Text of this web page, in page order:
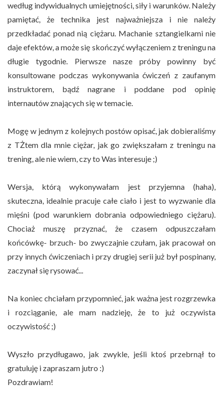
według indywidualnych umiejętności, siły i warunków. Należy
pamiętać, że technika jest najważniejsza i nie należy
przedkładać ponad nią ciężaru. Machanie sztangielkami nie
daje efektów, a może się skończyć wyłączeniem z treningu na
długie tygodnie. Pierwsze nasze próby powinny być
konsultowane podczas wykonywania ćwiczeń z zaufanym
instruktorem, bądź nagrane i poddane pod opinię
internautów znających się w temacie.
Mogę w jednym z kolejnych postów opisać, jak dobieraliśmy
z TŻtem dla mnie ciężar, jak go zwiększałam z treningu na
trening, ale nie wiem, czy to Was interesuje ;)
Wersja, którą wykonywałam jest przyjemna (haha),
skuteczna, idealnie pracuje całe ciało i jest to wyzwanie dla
mięśni (pod warunkiem dobrania odpowiedniego ciężaru).
Chociaż muszę przyznać, że czasem odpuszczałam
końcówkę- brzuch- bo zwyczajnie czułam, jak pracował on
przy innych ćwiczeniach i przy drugiej serii już był pospinany,
zaczynał się rysować...
Na koniec chciałam przypomnieć, jak ważna jest rozgrzewka
i rozciąganie, ale mam nadzieję, że to już oczywista
oczywistość ;)
Wyszło przydługawo, jak zwykle, jeśli ktoś przebrnął to
gratuluję i zapraszam jutro :)
Pozdrawiam!